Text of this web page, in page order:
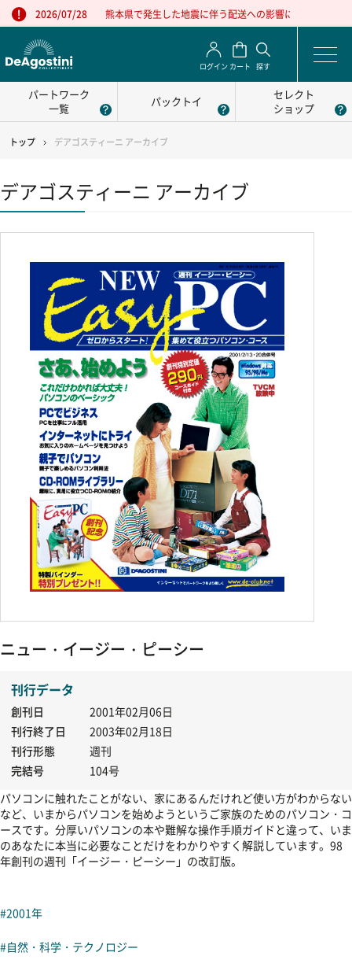
2026/07/28 熊本県で発生した地震に伴う配送への影響について
ログイン カート 探す
パートワーク
一覧
パックトイ
セレクト
ショップ
トップ デアゴスティーニ アーカイブ
デアゴスティーニ アーカイブ
ニュー・イージー・ピーシー
刊行データ
創刊日
2001年02月06日
刊行終了日
2003年02月18日
刊行形態
週刊
完結号
104号
パソコンに触れたことがない、家にあるんだけれど使い方がわからない
など、いまからパソコンを始めようというご家族のためのパソコン・コ
ースです。分厚いパソコンの本や難解な操作手順ガイドと違って、いま
のあなたに本当に必要なことだけをわかりやすく解説しています。98
年創刊の週刊「イージー・ピーシー」の改訂版。
#2001年
#自然・科学・テクノロジー